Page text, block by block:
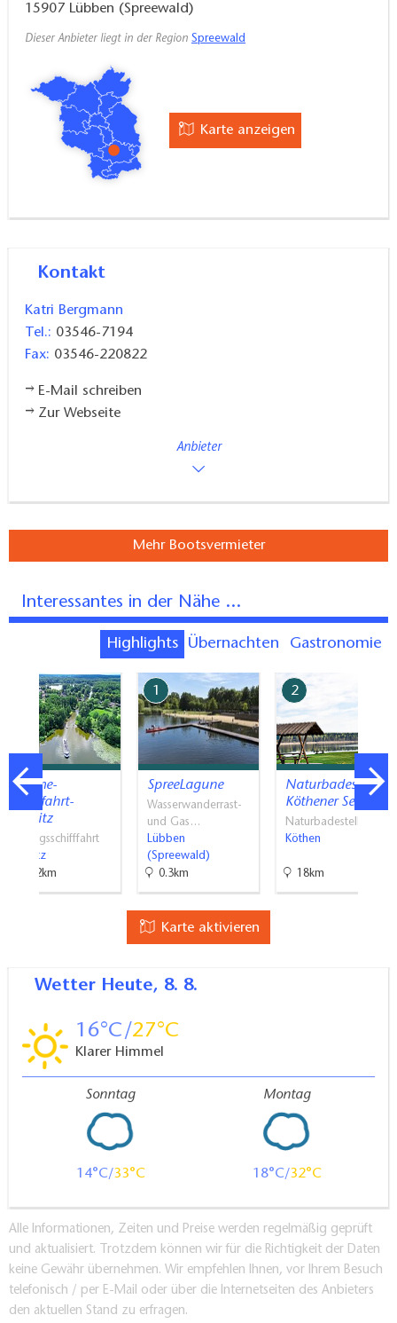
15907 Lübben (Spreewald)
Dieser Anbieter liegt in der Region Spreewald
Karte anzeigen
Kontakt
Katri Bergmann
Tel.: 03546-7194
Fax: 03546-220822
E-Mail schreiben
Zur Webseite
Anbieter
Mehr Bootsvermieter
Interessantes in der Nähe ...
Highlights Übernachten Gastronomie
Dahme-
Schifffahrt-
Teupitz
Ausflugsschifffahrt
Teupitz
38.2km
1
SpreeLagune
Wasserwanderrast-
und Gas…
Lübben
(Spreewald)
0.3km
2
Naturbadestelle
Köthener See
Naturbadestellen
Köthen
18km
Karte aktivieren
Wetter Heute, 8. 8.
16 27
Klarer Himmel
Sonntag
14 33
Montag
18 32
Alle Informationen, Zeiten und Preise werden regelmäßig geprüft
und aktualisiert. Trotzdem können wir für die Richtigkeit der Daten
keine Gewähr übernehmen. Wir empfehlen Ihnen, vor Ihrem Besuch
telefonisch / per E-Mail oder über die Internetseiten des Anbieters
den aktuellen Stand zu erfragen.